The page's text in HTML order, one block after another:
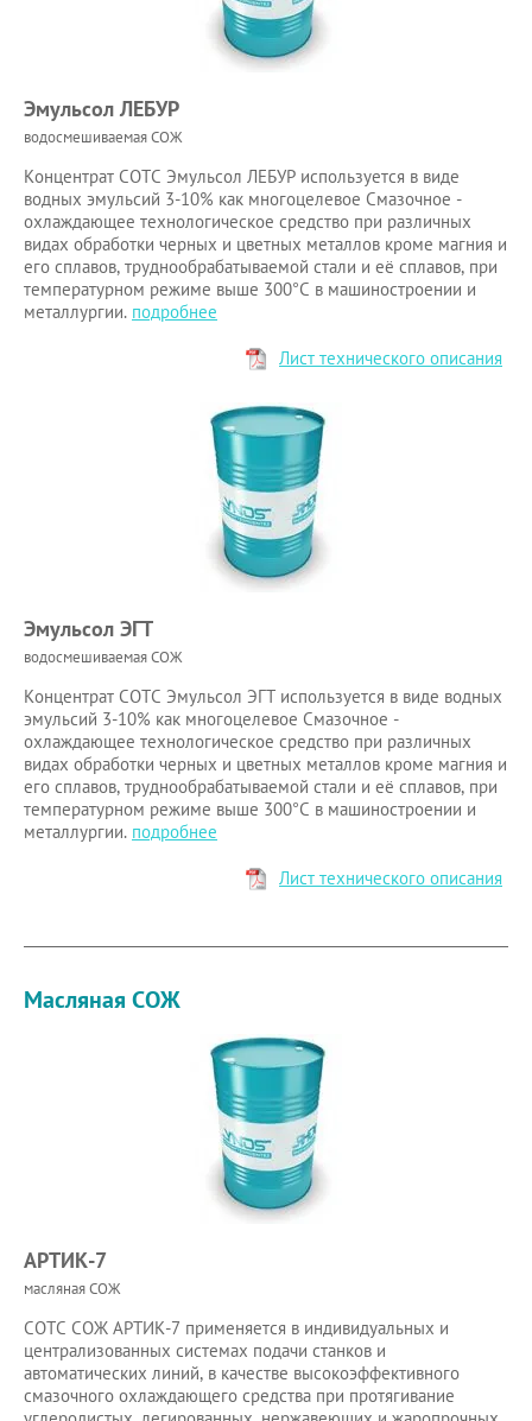
Эмульсол ЛЕБУР
водосмешиваемая СОЖ
Концентрат СОТС Эмульсол ЛЕБУР используется в виде
водных эмульсий 3-10% как многоцелевое Смазочное -
охлаждающее технологическое средство при различных
видах обработки черных и цветных металлов кроме магния и
его сплавов, труднообрабатываемой стали и её сплавов, при
температурном режиме выше 300°С в машиностроении и
металлургии. подробнее
Лист технического описания
Эмульсол ЭГТ
водосмешиваемая СОЖ
Концентрат СОТС Эмульсол ЭГТ используется в виде водных
эмульсий 3-10% как многоцелевое Смазочное -
охлаждающее технологическое средство при различных
видах обработки черных и цветных металлов кроме магния и
его сплавов, труднообрабатываемой стали и её сплавов, при
температурном режиме выше 300°С в машиностроении и
металлургии. подробнее
Лист технического описания
Масляная СОЖ
АРТИК-7
масляная СОЖ
СОТС СОЖ АРТИК-7 применяется в индивидуальных и
централизованных системах подачи станков и
автоматических линий, в качестве высокоэффективного
смазочного охлаждающего средства при протягивание